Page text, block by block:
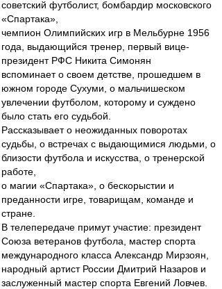
советский футболист, бомбардир московского
«Спартака»,
чемпион Олимпийских игр в Мельбурне 1956
года, выдающийся тренер, первый вице-
президент РФС Никита Симонян
вспоминает о своем детстве, прошедшем в
южном городе Сухуми, о мальчишеском
увлечении футболом, которому и суждено
было стать его судьбой.
Рассказывает о неожиданных поворотах
судьбы, о встречах с выдающимися людьми, о
близости футбола и искусства, о тренерской
работе,
о магии «Спартака», о бескорыстии и
преданности игре, товарищам, команде и
стране.
В телепередаче примут участие: президент
Союза ветеранов футбола, мастер спорта
международного класса Александр Мирзоян,
народный артист России Дмитрий Назаров и
заслуженный мастер спорта Евгений Ловчев.